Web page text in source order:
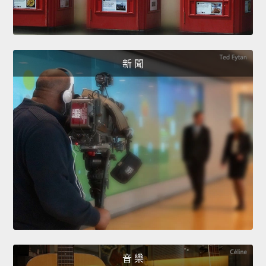
新 聞
音 樂